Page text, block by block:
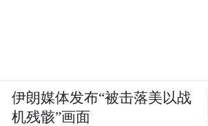
伊朗媒体发布“被击落美以战
机残骸”画面